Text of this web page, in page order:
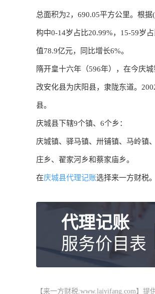
总面积为2，690.05平方公里。根
构中0-14岁占比20.99%，15-59岁
值78.9亿元，同比增长6%。
隋开皇十六年（596年），在今庆
改安化县为庆阳县，隶陇东道。
县。
庆城县下辖9个镇、6个乡：
庆城镇、​驿马镇、​卅铺镇、​马岭镇
庄乡、​翟家河乡和蔡家庙乡。
在庆城县代理记账选择来一方财税
代理记账
服务价目表
【来一方财税:www.laiyifang.com】提